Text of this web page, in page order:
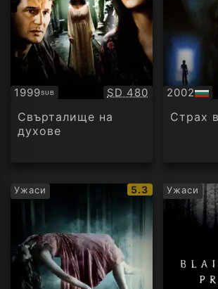
1999SUB
Субтитри Качество:
SD 480
Свърталище на
духове
2002
БГ
аудио
Страх
Ужаси
IMDb
рейтинг:
5.3 Ужаси